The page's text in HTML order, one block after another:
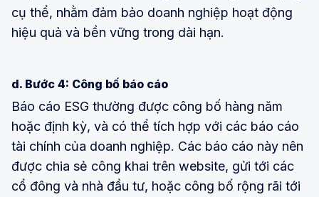
cụ thể, nhằm đảm bảo doanh nghiệp hoạt động
hiệu quả và bền vững trong dài hạn.
d. Bước 4: Công bố báo cáo
Báo cáo ESG thường được công bố hàng năm
hoặc định kỳ, và có thể tích hợp với các báo cáo
tài chính của doanh nghiệp. Các báo cáo này nên
được chia sẻ công khai trên website, gửi tới các
cổ đông và nhà đầu tư, hoặc công bố rộng rãi tới